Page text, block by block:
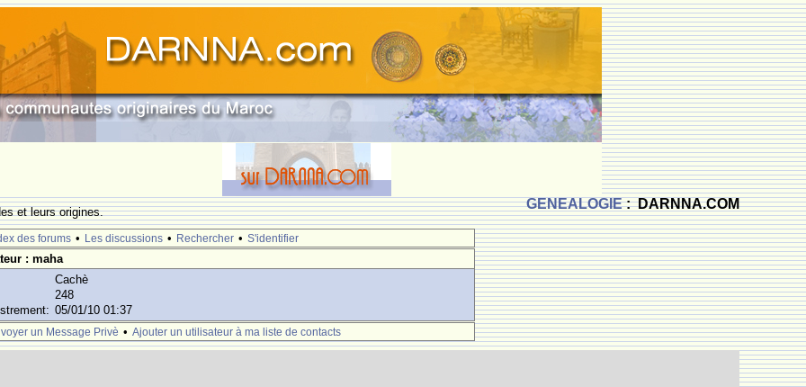
GENEALOGIE: DARNNA.COM
et leurs origines.
des forums • Les discussions • Rechercher • S'identifier
: maha
Cachè
248
05/01/10 01:37
un Message Privè • Ajouter un utilisateur à ma liste de contacts